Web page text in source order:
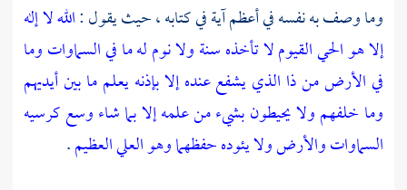
وما وصف به نفسه في أعظم آية في كتابه ، حيث يقول :الله لا إله
إلا هو الحي القيوم لا تأخذه سنة ولا نوم له ما في السماوات وما
في الأرض من ذا الذي يشفع عنده إلا بإذنه يعلم ما بين أيديهم
وما خلفهم ولا يحيطون بشيء من علمه إلا بما شاء وسع كرسيه
السماوات والأرض ولا يئوده حفظهما وهو العلي العظيم.